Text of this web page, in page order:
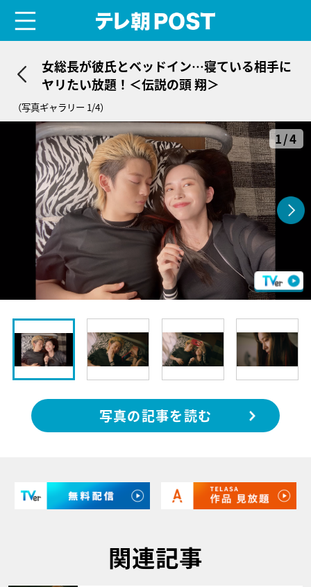
女総長が彼氏とベッドイン…寝ている相手に
ヤリたい放題！＜伝説の頭 翔＞
（写真ギャラリー 1/4）
1/4
写真の記事を読む
関連記事